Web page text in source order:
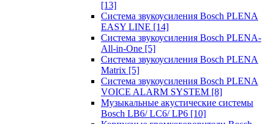
[13]
Система звукоусиления Bosch PLENA
EASY LINE [14]
Система звукоусиления Bosch PLENA-
All-in-One [5]
Система звукоусиления Bosch PLENA
Matrix [5]
Система звукоусиления Bosch PLENA
VOICE ALARM SYSTEM [8]
Музыкальные акустические системы
Bosch LB6/ LC6/ LP6 [10]